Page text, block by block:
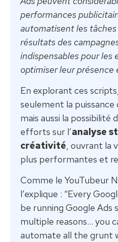
performances
automatisent les
résultats des
indispensables pour les
optimiser leur présence
En explorant ces
seulement la puissance
mais aussi la possibilité
efforts sur l’analyse
créativité, ouvrant la
plus performantes et
Comme le YouTubeur
l’explique : “Every
be running Google Ads
multiple reasons… you
automate all the grunt